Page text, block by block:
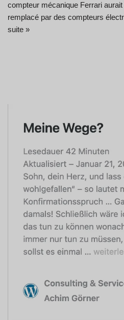
compteur mécanique Ferrari
remplacé par des compteurs
suite »